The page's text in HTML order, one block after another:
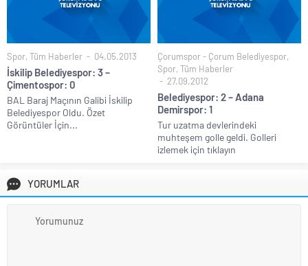
Spor, Tüm Haberler 04.05.2013
İskilip Belediyespor: 3 –
Çimentospor: 0
BAL Baraj Maçının Galibi İskilip
Belediyespor Oldu. Özet
Görüntüler İçin...
Çorumspor - Çorum Belediyespor,
Spor, Tüm Haberler
27.09.2012
Belediyespor: 2 – Adana
Demirspor: 1
Tur uzatma devlerindeki
muhteşem golle geldi. Golleri
izlemek için tıklayın
YORUMLAR